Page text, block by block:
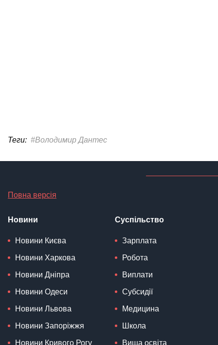
Теги: #Володимир Дантес
Повна версія
Новини
Новини Києва
Новини Харкова
Новини Дніпра
Новини Одеси
Новини Львова
Новини Запоріжжя
Новини Кривого Рогу
Суспільство
Зарплата
Робота
Виплати
Субсидії
Медицина
Школа
Вища освіта